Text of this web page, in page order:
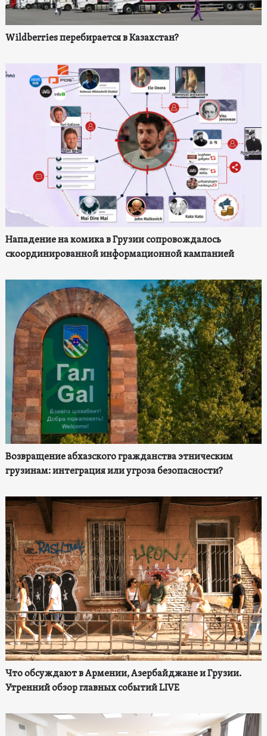
Wildberries перебирается в Казахстан?
Нападение на комика в Грузии сопровождалось
скоординированной информационной кампанией
Возвращение абхазского гражданства этническим
грузинам: интеграция или угроза безопасности?
Что обсуждают в Армении, Азербайджане и Грузии.
Утренний обзор главных событий LIVE